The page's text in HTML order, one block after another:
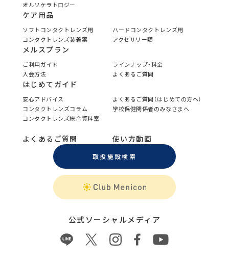
オルソケラトロジー
ケア用品
ソフトコンタクトレンズ用
ハードコンタクトレンズ用
コンタクトレンズ装着薬
アクセサリー類
メルスプラン
ご利用ガイド
ラインナップ・料金
入会方法
よくあるご質問
はじめてガイド
安心アドバイス
よくあるご質問（はじめての方へ）
コンタクトレンズコラム
学校保健関係者のみなさまへ
コンタクトレンズ総合資料室
よくあるご質問 使い方動画
取扱施設検索
公式ソーシャルメディア